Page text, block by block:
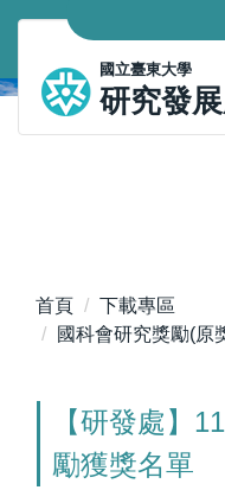
跳
主
內
國立臺東大學
研究發
首頁
下載專區
國科會研究獎勵(原
【研發處】
勵獲獎名單